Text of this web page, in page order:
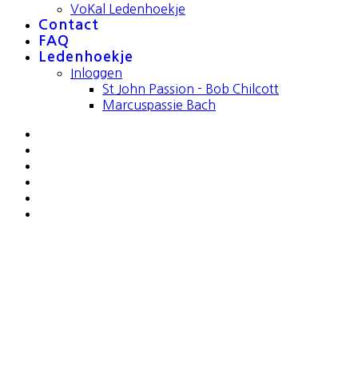
VoKal Ledenhoekje
Contact
FAQ
Ledenhoekje
Inloggen
St John Passion - Bob Chilcott
Marcuspassie Bach